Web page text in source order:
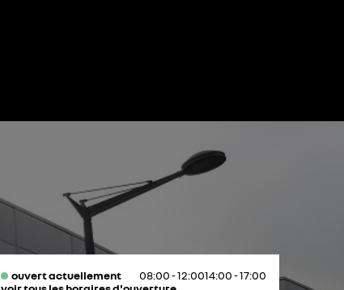
ouvert actuellement 08:00 - 12:0014:00 - 17:00